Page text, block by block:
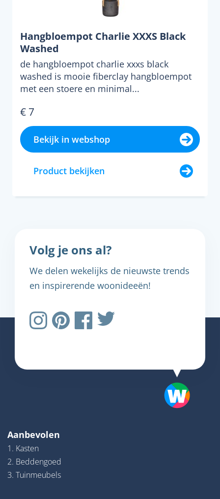
Hangbloempot Charlie XXXS Black
Washed
de hangbloempot charlie xxxs black
washed is mooie fiberclay hangbloempot
met een stoere en minimal...
€ 7
Bekijk in webshop
Product bekijken
Volg je ons al?
We delen wekelijks de nieuwste trends
en inspirerende woonideeën!
Aanbevolen
1. Kasten
2. Beddengoed
3. Tuinmeubels